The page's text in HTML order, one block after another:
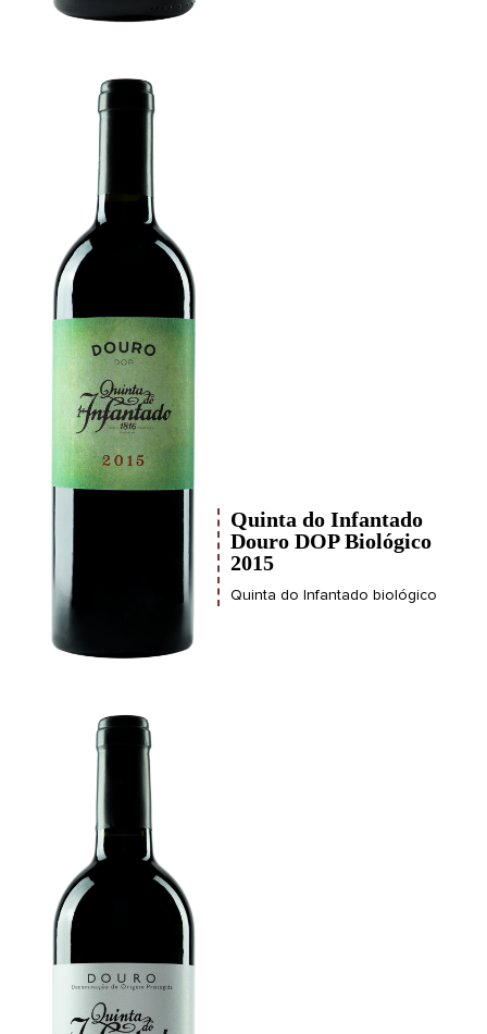
Quinta do Infantado
Douro DOP Biológico
2015
Quinta do Infantado biológico